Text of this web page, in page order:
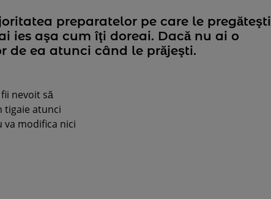
preparatelor pe care le pregăteşti
ies aşa cum îţi doreai. Dacă nu ai o
de ea atunci când le prăjeşti.
nevoit să
tigaie atunci
va modifica nici